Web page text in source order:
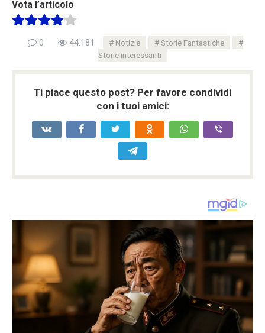
Vota l’articolo
0 44.181 Notizie
Storie Fantastiche
Storie interessanti
Ti piace questo post? Per favore condividi
con i tuoi amici: